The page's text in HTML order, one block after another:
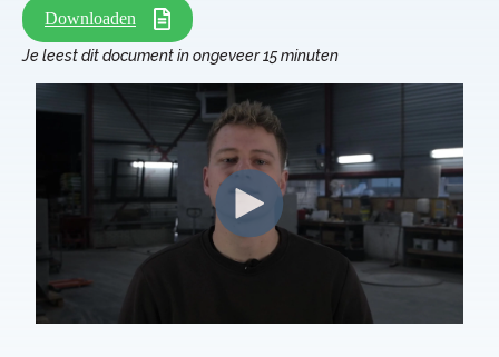
Downloaden
Je leest dit document in ongeveer 15 minuten